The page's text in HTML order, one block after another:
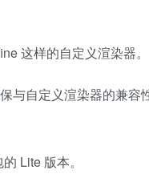
这样的自定义渲染器。
与自定义渲染器的兼容
Lite 版本。